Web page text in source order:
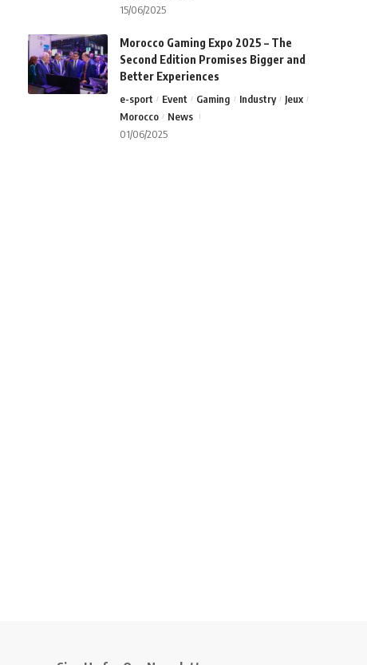
15/06/2025
Morocco Gaming Expo 2025 – The
Second Edition Promises Bigger and
Better Experiences
e-sport Event Gaming Industry
Jeux
Morocco
News
01/06/2025